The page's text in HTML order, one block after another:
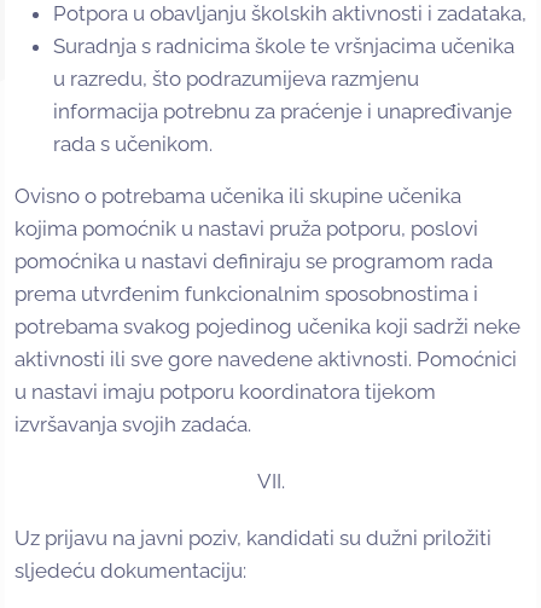
Potpora u obavljanju školskih aktivnosti i zadataka,
Suradnja s radnicima škole te vršnjacima učenika
u razredu, što podrazumijeva razmjenu
informacija potrebnu za praćenje i unapređivanje
rada s učenikom.
Ovisno o potrebama učenika ili skupine učenika
kojima pomoćnik u nastavi pruža potporu, poslovi
pomoćnika u nastavi definiraju se programom rada
prema utvrđenim funkcionalnim sposobnostima i
potrebama svakog pojedinog učenika koji sadrži neke
aktivnosti ili sve gore navedene aktivnosti. Pomoćnici
u nastavi imaju potporu koordinatora tijekom
izvršavanja svojih zadaća.
VII.
Uz prijavu na javni poziv, kandidati su dužni priložiti
sljedeću dokumentaciju: